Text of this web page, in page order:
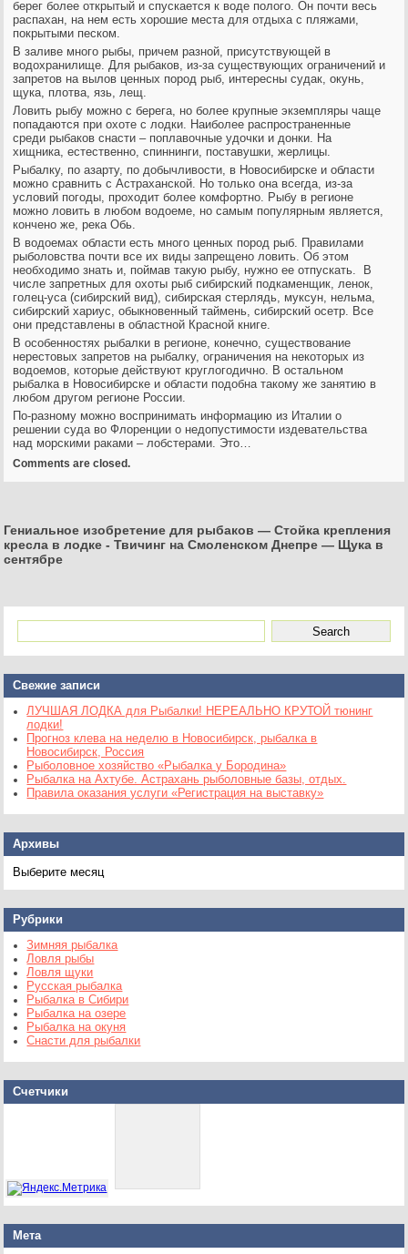
берег более открытый и спускается к воде полого. Он почти весь
распахан, на нем есть хорошие места для отдыха с пляжами,
покрытыми песком.
В заливе много рыбы, причем разной, присутствующей в
водохранилище. Для рыбаков, из-за существующих ограничений и
запретов на вылов ценных пород рыб, интересны судак, окунь,
щука, плотва, язь, лещ.
Ловить рыбу можно с берега, но более крупные экземпляры чаще
попадаются при охоте с лодки. Наиболее распространенные
среди рыбаков снасти – поплавочные удочки и донки. На
хищника, естественно, спиннинги, поставушки, жерлицы.
Рыбалку, по азарту, по добычливости, в Новосибирске и области
можно сравнить с Астраханской. Но только она всегда, из-за
условий погоды, проходит более комфортно. Рыбу в регионе
можно ловить в любом водоеме, но самым популярным является,
кончено же, река Обь.
В водоемах области есть много ценных пород рыб. Правилами
рыболовства почти все их виды запрещено ловить. Об этом
необходимо знать и, поймав такую рыбу, нужно ее отпускать. В
числе запретных для охоты рыб сибирский подкаменщик, ленок,
голец-уса (сибирский вид), сибирская стерлядь, муксун, нельма,
сибирский хариус, обыкновенный таймень, сибирский осетр. Все
они представлены в областной Красной книге.
В особенностях рыбалки в регионе, конечно, существование
нерестовых запретов на рыбалку, ограничения на некоторых из
водоемов, которые действуют круглогодично. В остальном
рыбалка в Новосибирске и области подобна такому же занятию в
любом другом регионе России.
По-разному можно воспринимать информацию из Италии о
решении суда во Флоренции о недопустимости издевательства
над морскими раками – лобстерами. Это…
Comments are closed.
Гениальное изобретение для рыбаков — Стойка крепления
кресла в лодке -Твичинг на Смоленском Днепре — Щука в
сентябре
Свежие записи
ЛУЧШАЯ ЛОДКА для Рыбалки! НЕРЕАЛЬНО КРУТОЙ тюнинг
лодки!
Прогноз клева на неделю в Новосибирск, рыбалка в
Новосибирск, Россия
Рыболовное хозяйство «Рыбалка у Бородина»
Рыбалка на Ахтубе. Астрахань рыболовные базы, отдых.
Правила оказания услуги «Регистрация на выставку»
Архивы
Архивы
Рубрики
Зимняя рыбалка
Ловля рыбы
Ловля щуки
Русская рыбалка
Рыбалка в Сибири
Рыбалка на озере
Рыбалка на окуня
Снасти для рыбалки
Счетчики
Мета